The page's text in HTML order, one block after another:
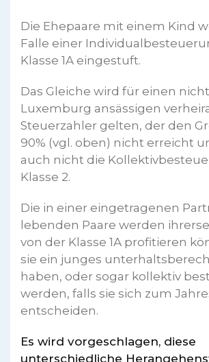
Die Ehepaare mit einem Kind
Falle einer
Klasse 1A eingestuft.
Das Gleiche wird für einen
Luxemburg ansässigen
Steuerzahler gelten, der den
90% (vgl. oben) nicht erreicht
auch nicht die
Klasse 2.
Die in einer eingetragenen
lebenden Paare werden
von der Klasse 1A profitieren
sie ein junges
haben, oder sogar kollektiv
werden, falls sie sich zum
entscheiden.
Es wird vorgeschlagen, diese
unterschiedliche